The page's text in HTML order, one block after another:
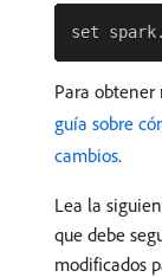
Para
guía sobre
cambios.
Lea la
que debe
modificados